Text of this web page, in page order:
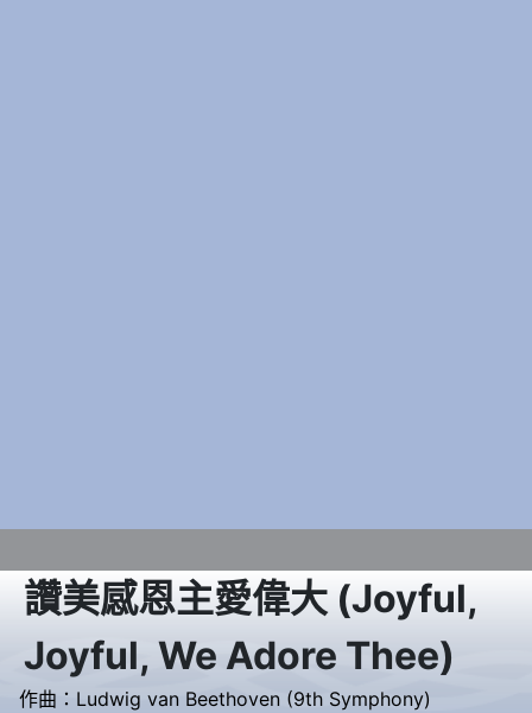
讚美感恩主愛偉大(Joyful,
Joyful, We Adore Thee)
作曲： Ludwig van Beethoven (9th Sym­pho­ny)